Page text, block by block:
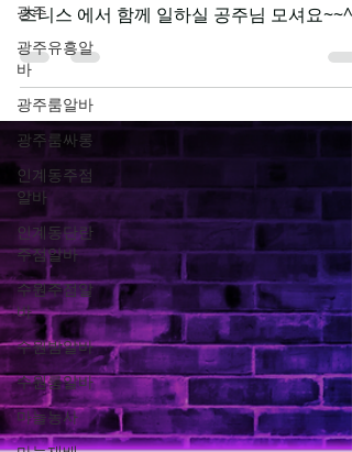
광주
광주유흥알
바
광주룸알바
광주룸싸롱
인계동주점
알바
인계동단란
주점알바
수원주점알
바
수원밤알바
수원룸알바
마늘농사
찾고 있습니다.
급스럽고 프라이빗한 분위기의 합법적인 서
스직 구인 광주상무지구 다음비즈니스 다음
즈니스 에서 함께 일하실 공주님 모셔요~~^^
광주 서구 상무지구 중심에 위치한 프리미엄
공간에서 함께할 소중한 인연을 찾고 있습니
다.조용하고 세련된 분위기 속에서 고객 한
한 분을 정성스럽게 응대하며, 편안함과 만족
을 제공하는 공간입니다.저희는 단순한 일자
리가 아닌, 서로를 존중하며 함께 성장할 수
는 환경을 지향합니다. 밝은 에너지와 책임감
을 가진 분이라면 누구든지 환영하며, 처음
작하시는 분들도 충분히 적응할 수 있도록 체
계적으로 도와드립니다. 업무는 깔끔하게 정
리된 개별 공간에서 진행되며, 고객 응대 및
본적인 서비스 제공이 주가 됩니다.어렵거나